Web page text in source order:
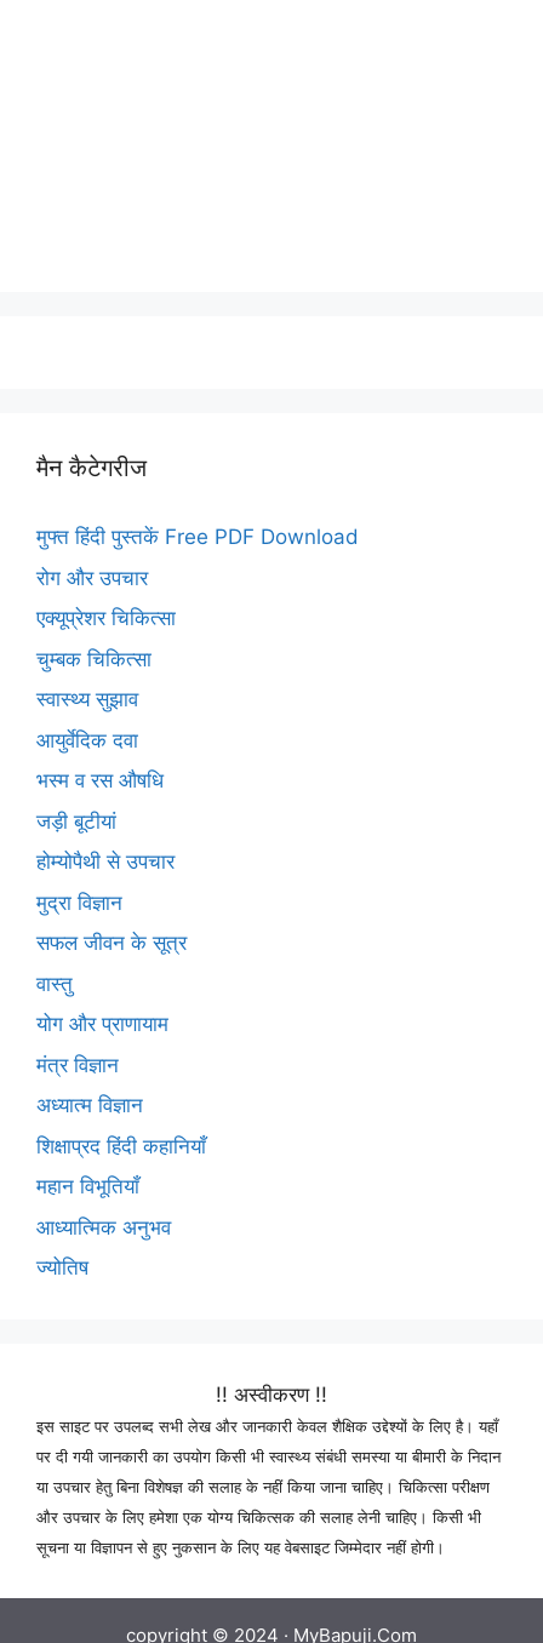
मैन कैटेगरीज
मुफ्त हिंदी पुस्तकें Free PDF Download
रोग और उपचार
एक्यूप्रेशर चिकित्सा
चुम्बक चिकित्सा
स्वास्थ्य सुझाव
आयुर्वेदिक दवा
भस्म व रस औषधि
जड़ी बूटीयां
होम्योपैथी से उपचार
मुद्रा विज्ञान
सफल जीवन के सूत्र
वास्तु
योग और प्राणायाम
मंत्र विज्ञान
अध्यात्म विज्ञान
शिक्षाप्रद हिंदी कहानियाँ
महान विभूतियाँ
आध्यात्मिक अनुभव
ज्योतिष
!! अस्वीकरण !!
इस साइट पर उपलब्द सभी लेख और जानकारी केवल शैक्षिक उद्देश्यों के लिए है। यहाँ
पर दी गयी जानकारी का उपयोग किसी भी स्वास्थ्य संबंधी समस्या या बीमारी के निदान
या उपचार हेतु बिना विशेषज्ञ की सलाह के नहीं किया जाना चाहिए। चिकित्सा परीक्षण
और उपचार के लिए हमेशा एक योग्य चिकित्सक की सलाह लेनी चाहिए। किसी भी
सूचना या विज्ञापन से हुए नुकसान के लिए यह वेबसाइट जिम्मेदार नहीं होगी।
copyright © 2024 · MyBapuji.Com